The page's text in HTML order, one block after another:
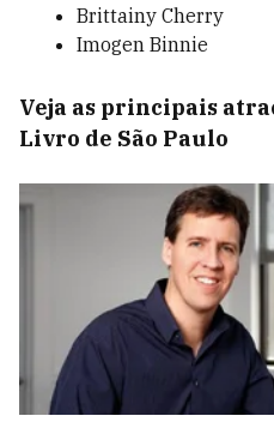
Brittainy Cherry
Imogen Binnie
Veja as principais
Livro de São Paulo